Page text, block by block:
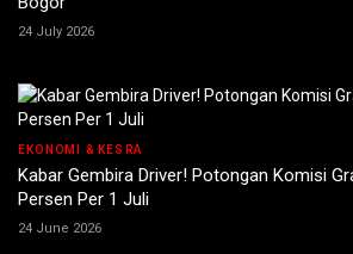
24 July 2026
EKONOMI & KESRA
Kabar Gembira Driver! Potongan Komisi
Persen Per 1 Juli
24 June 2026